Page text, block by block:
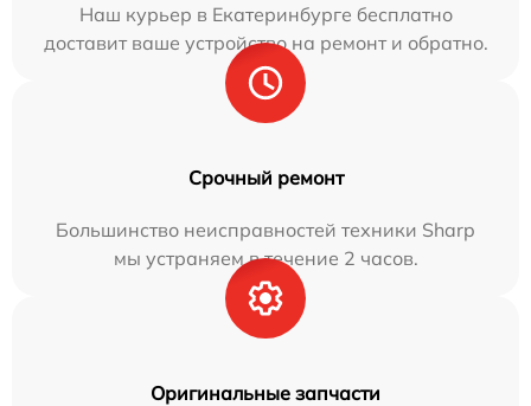
Наш курьер в Екатеринбурге бесплатно
доставит ваше устройство на ремонт и обратно.
Срочный ремонт
Большинство неисправностей техники Sharp
мы устраняем в течение 2 часов.
Оригинальные запчасти